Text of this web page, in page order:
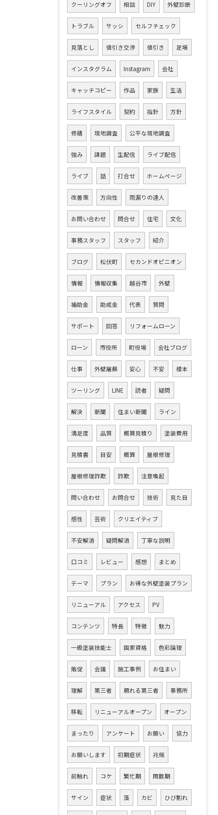
クーリングオフ 相談 DIY 外壁診断
トラブル サッシ セルフチェック
見落とし 値引き交渉 値引き 足場
インスタグラム Instagram 会社
キャッチコピー 作品 家族 生活
ライフスタイル 契約 指針 方針
修繕 現地調査 公平な現地調査
強み 課題 生配信 ライブ配信
ライブ 話 打合せ ホームページ
改善策 方向性 雨漏りの達人
お問い合わせ 問合せ 住宅 文化
事務スタッフ スタッフ 紹介
ブログ 松伏町 セカンドオピニオン
情報 情報収集 越谷市 外壁
補助金 助成金 代表 質問
サポート 回答 リフォームローン
ローン 市役所 町役場 会社ブログ
仕事 外壁屠蘇 安心 不安 榎本
ツーリング LINE 読者 疑問
解決 新聞 住まい新聞 ライン
満足度 品質 概算見積り 塗装費用
見積書 目安 概算 屋根修理
屋根修理詐欺 詐欺 注意喚起
問い合わせ お問合せ 技術 見た目
感性 芸術 クリエイティブ
不安解消 疑問解消 丁寧な説明
口コミ レビュー 感想 まとめ
テーマ プラン お得な外壁塗装プラン
リニューアル アクセス PV
コンテンツ 特長 特徴 魅力
一級塗装技能士 国家資格 色彩論理
販促 会議 施工事例 お住まい
理解 第三者 頼れる第三者 事務所
移転 リニューアルオープン オープン
まったり アンケート お願い 協力
お願いします 初期症状 兆候
前触れ コケ 繁忙期 閑散期
サイン 症状 藻 カビ ひび割れ